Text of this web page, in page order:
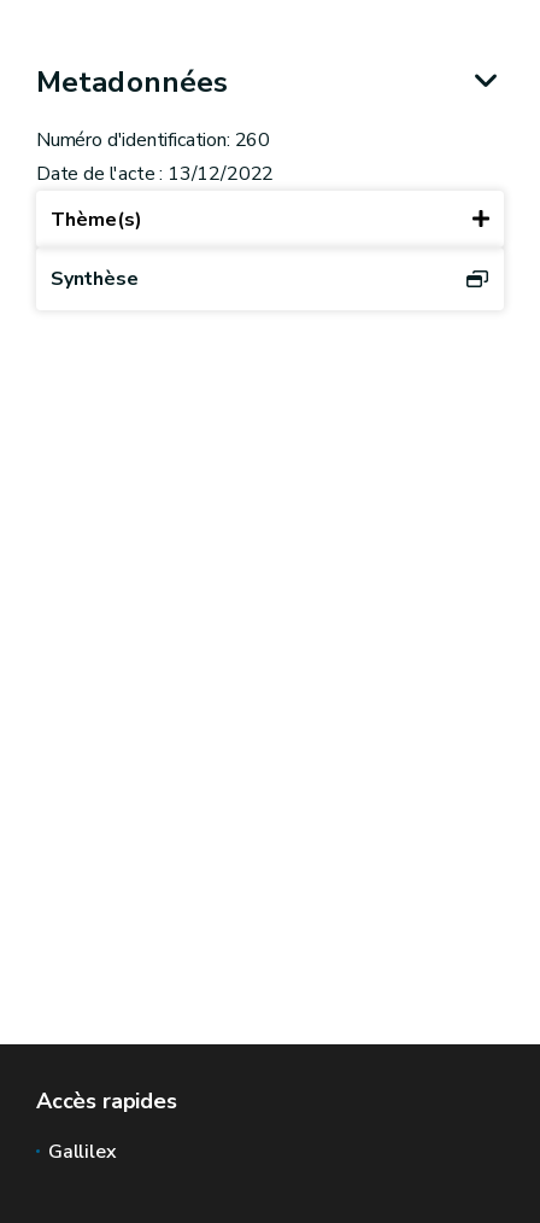
Metadonnées
Numéro d'identification: 260
Date de l'acte : 13/12/2022
Thème(s)
Synthèse
Accès rapides
Gallilex